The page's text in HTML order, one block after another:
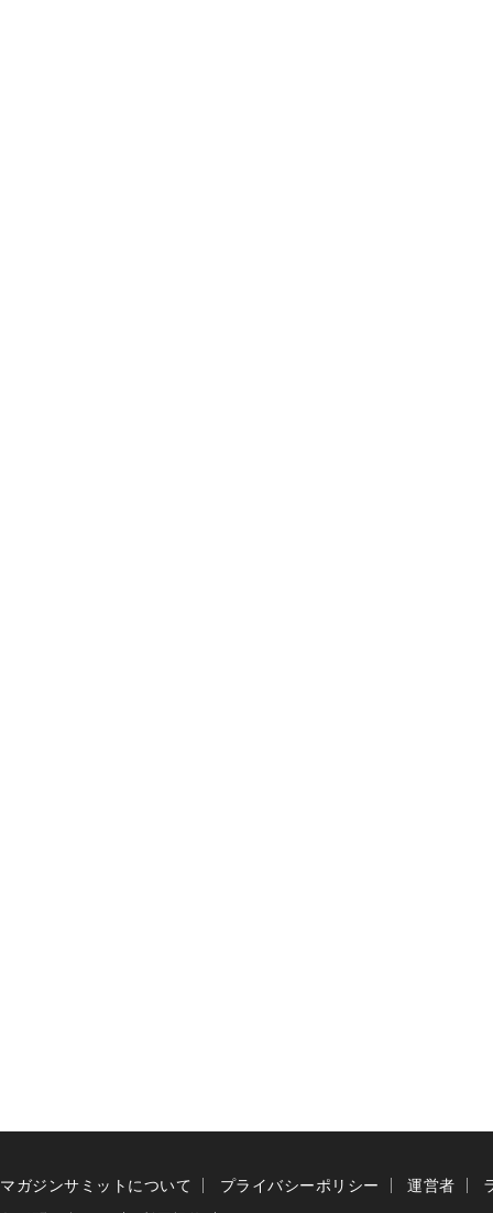
マガジンサミットについて プライバシーポリシー 運営者